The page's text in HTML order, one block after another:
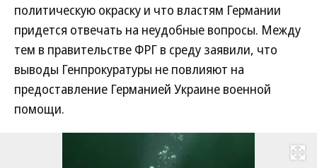
политическую окраску и что властям Германии
придется отвечать на неудобные вопросы. Между
тем в правительстве ФРГ в среду заявили, что
выводы Генпрокуратуры не повлияют на
предоставление Германией Украине военной
помощи.
Развернуть